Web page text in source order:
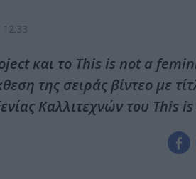
12:33
και το This is not a
της σειράς βίντεο µε
Καλλιτεχνών του This